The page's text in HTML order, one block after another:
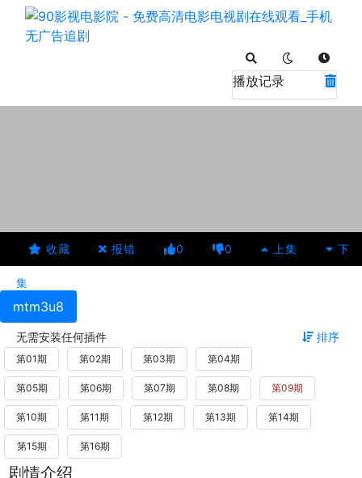
播放记录
收藏 报错 0 0 上集 下
集
mtm3u8
无需安装任何插件 排序
第01期 第02期 第03期 第04期
第05期 第06期 第07期 第08期 第09期
第10期 第11期 第12期 第13期 第14期
第15期 第16期
剧情介绍